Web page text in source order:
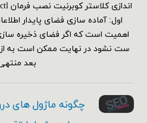
اول: آماده سازی فضای پایدار
اهمیت است که اگر فضای ذخیره
ست نشود در نهایت ممکن است به
بعد
چگونه ماژول های